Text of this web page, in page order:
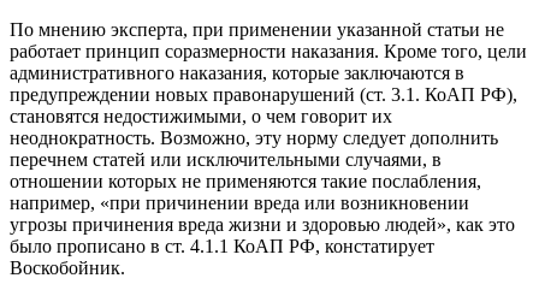
По мнению эксперта, при применении указанной статьи не
работает принцип соразмерности наказания. Кроме того, цели
административного наказания, которые заключаются в
предупреждении новых правонарушений (ст. 3.1. КоАП РФ),
становятся недостижимыми, о чем говорит их
неоднократность. Возможно, эту норму следует дополнить
перечнем статей или исключительными случаями, в
отношении которых не применяются такие послабления,
например, «при причинении вреда или возникновении
угрозы причинения вреда жизни и здоровью людей», как это
было прописано в ст. 4.1.1 КоАП РФ, констатирует
Воскобойник.